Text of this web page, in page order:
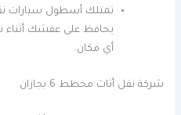
تمتلك أسطول سيارات
يحافظ على عفشك أثناء
أي مكان.
شركة نقل أثاث مخطط 6 بجازان